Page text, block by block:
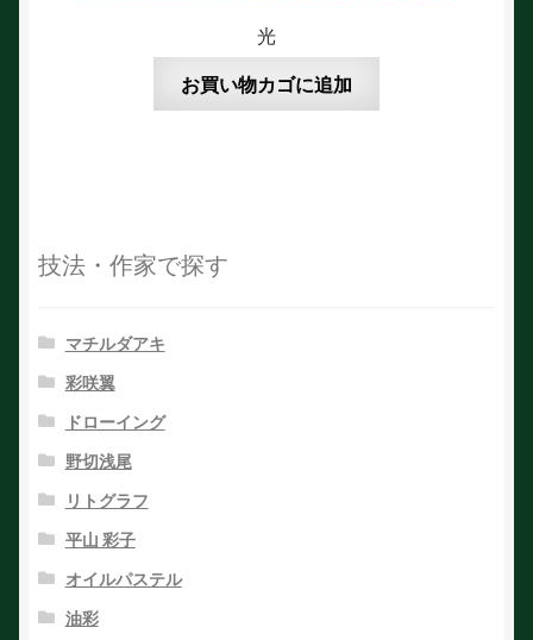
光
お買い物カゴに追加
技法・作家で探す
マチルダアキ
彩咲翼
ドローイング
野切浅尾
リトグラフ
平山 彩子
オイルパステル
油彩